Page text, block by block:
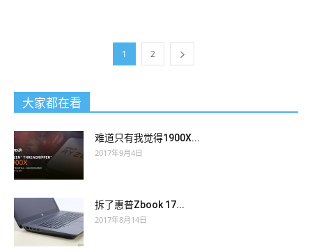
1 2
大家都在看
难道只有我觉得1900X...
2017年9月4日
拆了惠普Zbook 17...
2017年8月14日